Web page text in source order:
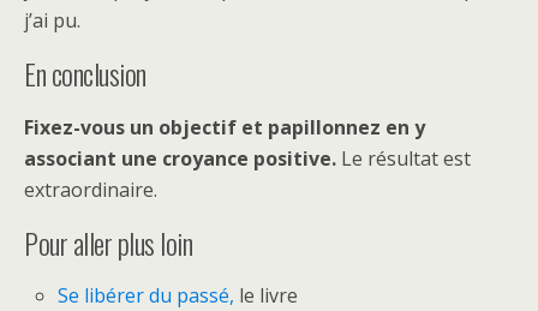
j’ai pu.
En conclusion
Fixez-vous un objectif et papillonnez en y
associant une croyance positive. Le résultat est
extraordinaire.
Pour aller plus loin
Se libérer du passé, le livre